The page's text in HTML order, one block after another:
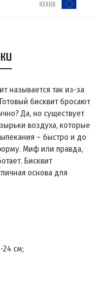
КУХНЯ:
называется так из-за
бисквит бросают
Да, но существует
воздуха, которые
– быстро и до
Миф или правда,
Бисквит
основа для
см;